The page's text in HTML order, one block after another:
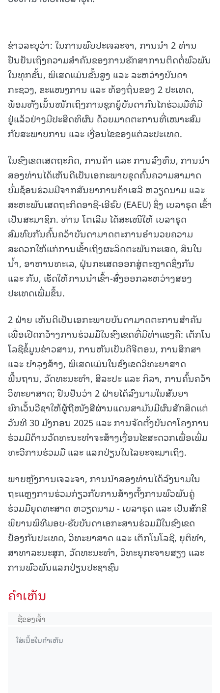
ຂ່າວລະບຸວ່າ: ໃນການພົບປະເຈລະຈາ, ການນຳ 2 ທ່ານ
ຢືນຢັນເຖິງຄວາມສຳຄັນຂອງການຮັກສາການຕິດຕໍ່ພົວພັນ
ໃນທຸກຂັ້ນ, ພິເສດແມ່ນຂັ້ນສູງ ແລະ ລະຫວ່າງບັນດາ
ກະຊວງ, ຂະແໜງການ ແລະ ທ້ອງຖິ່ນຂອງ 2 ປະເທດ,
ພ້ອມທັງເນັ້ນໜັກເຖິງການຊຸກຍູ້ບັນດາກົນໄກຮ່ວມມືທີ່ມີ
ຢູ່ແລ້ວຢ່າງມີປະສິດທິຜົນ ດ້ວຍມາດຕະການທີ່ເໝາະສົມ
ກັບສະພາບການ ແລະ ເງື່ອນໄຂຂອງແຕ່ລະປະເທດ.
ໃນຂົງເຂດເສດຖະກິດ, ການຄ້າ ແລະ ການລົງທຶນ, ການນຳ
ສອງທ່ານໄດ້ເຫັນດີເປັນເອກະພາບຂຸດຄົ້ນຄວາມສາມາດ
ບົ່ມຊ້ອນຮ່ວມມືຈາກສັນຍາການຄ້າເສລີ ຫວຽດນາມ ແລະ
ສະຫະພັນເສດຖະກິດອາຊີ-ເອີຣົບ (EAEU) ຊຶ່ງ ເບລາຣຸດ ເຂົ້າ
ເປັນສະມາຊິກ. ທ່ານ ໂຕເລີມ ໄດ້ສະເໜີໃຫ້ ເບລາຣຸດ
ສົມທົບກັນຄົ້ນຄວ້າບັນດາມາດຕະການອຳນວຍຄວາມ
ສະດວກໃຫ້ແກ່ການເຂົ້າເຖິງຜະລິດຕະພັນກະເສດ, ສິນໃນ
ນ້ຳ, ອາຫານທະເລ, ຝຸ່ນກະເສດອອກສູ່ຕະຫຼາດຊຶ່ງກັນ
ແລະ ກັນ, ເຮັດໃຫ້ການນຳເຂົ້າ-ສົ່ງອອກລະຫວ່າງສອງ
ປະເທດເພີ່ມຂຶ້ນ.
2 ຝ່າຍ ເຫັນດີເປັນເອກະພາບບັນດາມາດຕະການສຳຄັນ
ເພື່ອເປີດກວ້າງການຮ່ວມມືໃນຂົງເຂດທີ່ມີທ່າແຮງຄື: ເຕັກໂນ
ໂລຊີຂໍ້ມູນຂ່າວສານ, ການຫັນເປັນດີຈີຕອນ, ການສຶກສາ
ແລະ ບຳລຸງສ້າງ, ພິເສດແມ່ນໃນຂົງເຂດວິທະຍາສາດ
ພື້ນຖານ, ວັດທະນະທຳ, ສິລະປະ ແລະ ກິລາ, ການຄົ້ນຄວ້າ
ວິທະຍາສາດ; ຢືນຢັນວ່າ 2 ຝ່າຍໄດ້ລົງນາມໃນສັນຍາ
ຍົກເວັ້ນວີຊາໃຫ້ຜູ້ຖືໜັງສືຜ່ານແດນສາມັນມີຜົນສັກສິດແຕ່
ວັນທີ 30 ມັງກອນ 2025 ແລະ ການຈັດຕັ້ງບັນດາໂຄງການ
ຮ່ວມມືດ້ານວັດທະນະທຳຈະສ້າງເງື່ອນໄຂສະດວກເພື່ອເພີ່ມ
ທະວີການຮ່ວມມື ແລະ ແລກປ່ຽນໃນໄລຍະຈະມາເຖິງ.
ພາຍຫຼັງການເຈລະຈາ, ການນຳສອງທ່ານໄດ້ລົງນາມໃນ
ຖະແຫຼງການຮ່ວມກ່ຽວກັບການສ້າງຕັ້ງການພົວພັນຄູ່
ຮ່ວມມືຍຸດທະສາດ ຫວຽດນາມ - ເບລາຣຸດ ແລະ ເປັນສັກຂີ
ພິຍານພິທີມອບ-ຮັບບັນດາເອກະສານຮ່ວມມືໃນຂົງເຂດ
ປ້ອງກັນປະເທດ, ວິທະຍາສາດ ແລະ ເຕັກໂນໂລຊີ, ຍຸຕິທຳ,
ສາທາລະນະສຸກ, ວັດທະນະທຳ, ວິທະຍຸກະຈາຍສຽງ ແລະ
ການພົວພັນແລກປ່ຽນປະຊາຊົນ
ຄໍາເຫັນ